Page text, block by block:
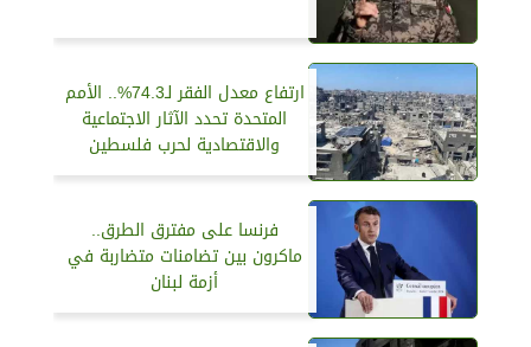
ارتفاع معدل الفقر لـ74.3%.. الأمم
المتحدة تحدد الآثار الاجتماعية
والاقتصادية لحرب فلسطين
فرنسا على مفترق الطرق..
ماكرون بين تضامنات متضاربة في
أزمة لبنان